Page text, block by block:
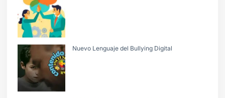
Nuevo Lenguaje del Bullying Digital